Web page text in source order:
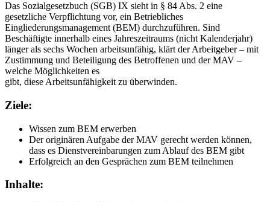
Das Sozialgesetzbuch (SGB) IX sieht in § 84 Abs. 2 eine
gesetzliche Verpflichtung vor, ein Betriebliches
Eingliederungsmanagement (BEM) durchzuführen. Sind
Beschäftigte innerhalb eines Jahreszeitraums (nicht Kalenderjahr)
länger als sechs Wochen arbeitsunfähig, klärt der Arbeitgeber – mit
Zustimmung und Beteiligung des Betroffenen und der MAV –
welche Möglichkeiten es
gibt, diese Arbeitsunfähigkeit zu überwinden.
Ziele:
Wissen zum BEM erwerben
Der originären Aufgabe der MAV gerecht werden können,
dass es Dienstvereinbarungen zum Ablauf des BEM gibt
Erfolgreich an den Gesprächen zum BEM teilnehmen
Inhalte: